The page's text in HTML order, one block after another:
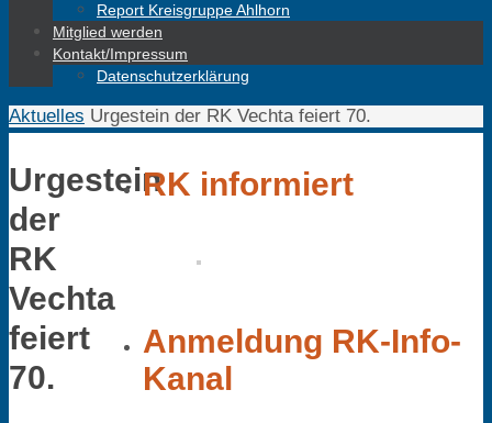
Report Kreisgruppe Ahlhorn
Mitglied werden
Kontakt/Impressum
Datenschutzerklärung
Start
Aktuelles Urgestein der RK Vechta feiert 70.
Urgestein
der
RK
Vechta
feiert
70.
RK informiert
Anmeldung RK-Info-
Kanal